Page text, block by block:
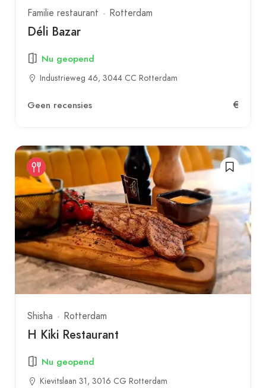
Familie restaurant Rotterdam
Déli Bazar
Nu geopend
Industrieweg 46, 3044 CC Rotterdam
Geen recensies €
Shisha Rotterdam
H Kiki Restaurant
Nu geopend
Kievitslaan 31, 3016 CG Rotterdam